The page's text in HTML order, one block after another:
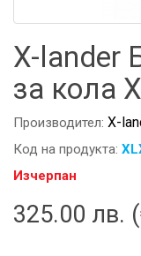
X-lander
за кола
Производител: X-
Код на продукта:
Изчерпан
325.00 лв.